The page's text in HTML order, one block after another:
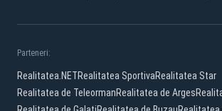
Parteneri:
Realitatea.NETRealitatea SportivaRealitatea Star
Realitatea de TeleormanRealitatea de Arges